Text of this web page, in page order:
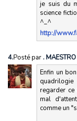
je suis du
science
^_^
http://
4.Posté par . MAESTRO
Enfin un
regarder ce
mal
comme un